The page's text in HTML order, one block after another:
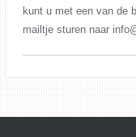
kunt u met een van de
mailtje sturen naar